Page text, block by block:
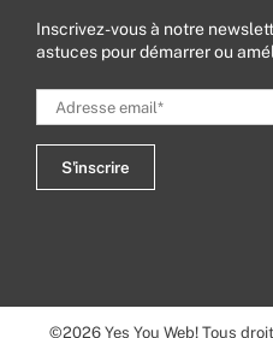
Inscrivez-vous à notre
astuces pour démarrer ou
©2026 Yes You Web! Tous